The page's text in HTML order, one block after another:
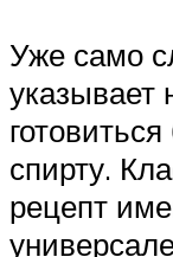
Уже само
указывает
спирту.
рецепт